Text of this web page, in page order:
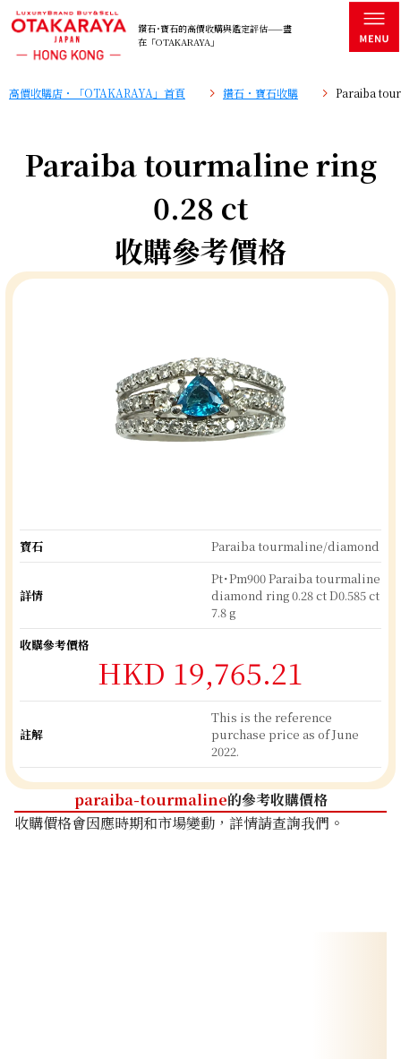
鑽石･寶石的高價收購與鑑定評估——盡
在「OTAKARAYA」
高價收購店・「OTAKARAYA」首頁 鑽石・寶石收購 Paraiba
Paraiba tourmaline ring
0.28 ct
收購參考價格
寶石 Paraiba tourmaline/diamond
詳情
Pt･Pm900 Paraiba tourmaline
diamond ring 0.28 ct D0.585 ct
7.8 g
收購參考價格
HKD 19,765.21
註解
This is the reference
purchase price as of June
2022.
paraiba-tourmaline的參考收購價格
收購價格會因應時期和市場變動，詳情請查詢我們。